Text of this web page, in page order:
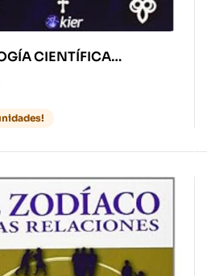
CIENTÍFICA